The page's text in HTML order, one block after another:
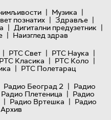
| Музика |
познатих | Здравље |
| Дигитални предузетник |
| Наизглед здрав
| РТС Свет | РТС Наука |
РТС Класика | РТС Коло |
| РТС Полетарац
Радио Београд 2 | Радио
Радио Плетеница | Радио
| Радио Вртешка | Радио
Архив